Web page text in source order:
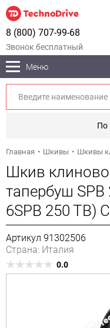
8 (800) 707-99-68
Звонок бесплатный
Меню
По
Главная Шкивы Шкивы
Шкив
тапербуш SPB
6SPB 250 TB)
Артикул 91302506
Страна: Италия
0.0